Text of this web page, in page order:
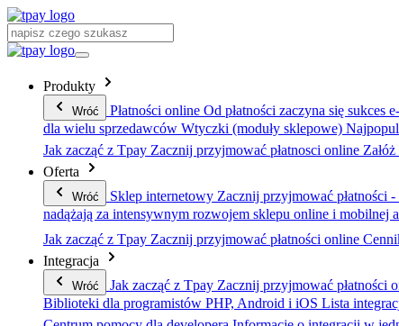
Produkty
Wróć Płatności online Od płatności zaczyna się sukces
dla wielu sprzedawców Wtyczki (moduły sklepowe)
Jak zacząć z Tpay Zacznij przyjmować płatnosci online
Oferta
Wróć Sklep internetowy Zacznij przyjmować płatności
nadążają za intensywnym rozwojem sklepu online i mobilnej
Jak zacząć z Tpay Zacznij przyjmować płatności online
Integracja
Wróć Jak zacząć z Tpay Zacznij przyjmować płatności
Biblioteki dla programistów PHP, Android i iOS Lista